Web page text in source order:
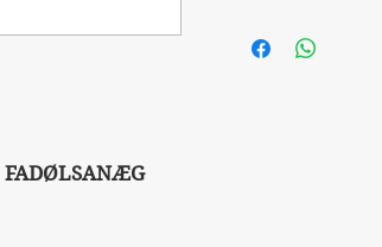
FADØLSANÆG
linket nederst til